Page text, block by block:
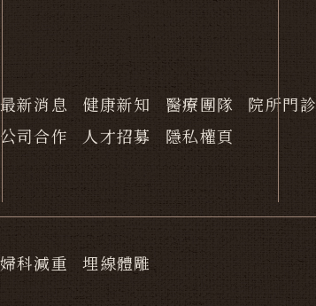
最新消息 健康新知 醫療團隊 院所門診
公司合作 人才招募 隱私權頁
婦科減重 埋線體雕